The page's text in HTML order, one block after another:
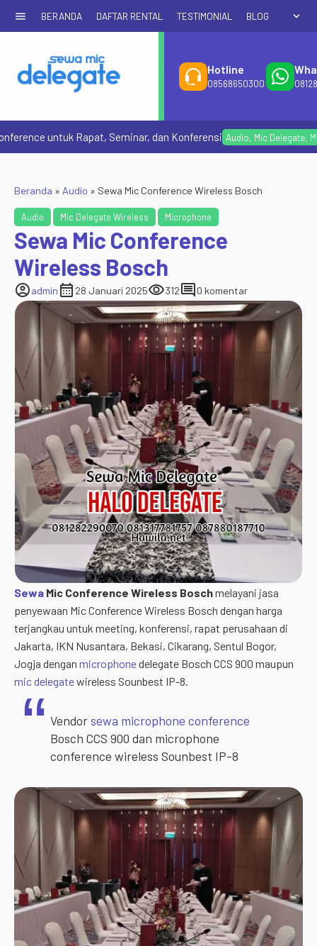
menu BERANDA DAFTAR RENTAL TESTIMONIAL BLOG expand_more
Hotline
08568650300
untuk Rapat, Seminar, dan Konferensi Audio,Mic Delegate ,
Beranda » Audio » Sewa Mic Conference Wireless Bosch
Audio Mic Delegate Wireless Microphone
Sewa Mic Conference
Wireless Bosch
account_circleadmin calendar_month 28 Januari 2025visibility312comment0 komentar
Sewa Mic Conference Wireless Boschmelayani jasa
penyewaan Mic Conference Wireless Bosch dengan harga
terjangkau untuk meeting, konferensi, rapat perusahaan di
Jakarta, IKN Nusantara, Bekasi, Cikarang, Sentul Bogor,
Jogja dengan microphonedelegate Bosch CCS 900 maupun
mic delegatewireless Sounbest IP-8.
Vendorsewa microphone conference
Bosch CCS 900 dan microphone
conference wireless Sounbest IP-8